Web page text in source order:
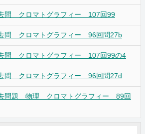
問 クロマトグラフィー 107回99
問 クロマトグラフィー 96回問27b
問 クロマトグラフィー 107回99の4
問 クロマトグラフィー 96回問27d
問題 物理 クロマトグラフィー 89回